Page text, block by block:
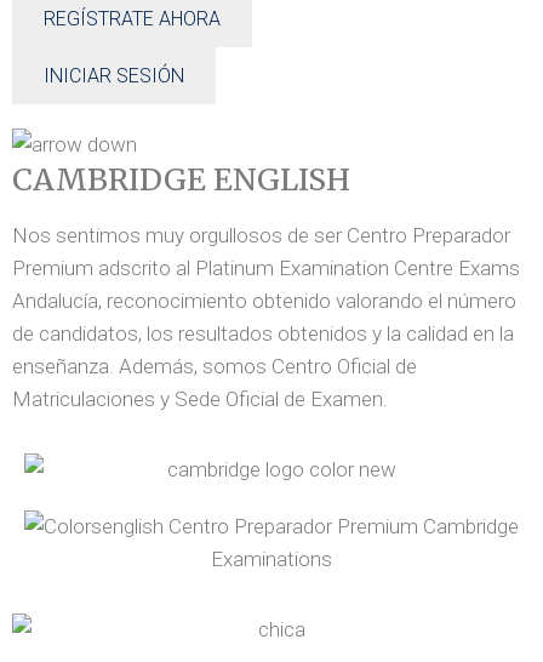
REGÍSTRATE AHORA
INICIAR SESIÓN
CAMBRIDGE ENGLISH
Nos sentimos muy orgullosos de ser Centro Preparador
Premium adscrito al Platinum Examination Centre Exams
Andalucía, reconocimiento obtenido valorando el número
de candidatos, los resultados obtenidos y la calidad en la
enseñanza. Además, somos Centro Oficial de
Matriculaciones y Sede Oficial de Examen.